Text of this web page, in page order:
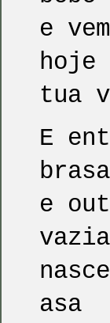
e
hoje
tua
E
brasa
e
vazia
asa